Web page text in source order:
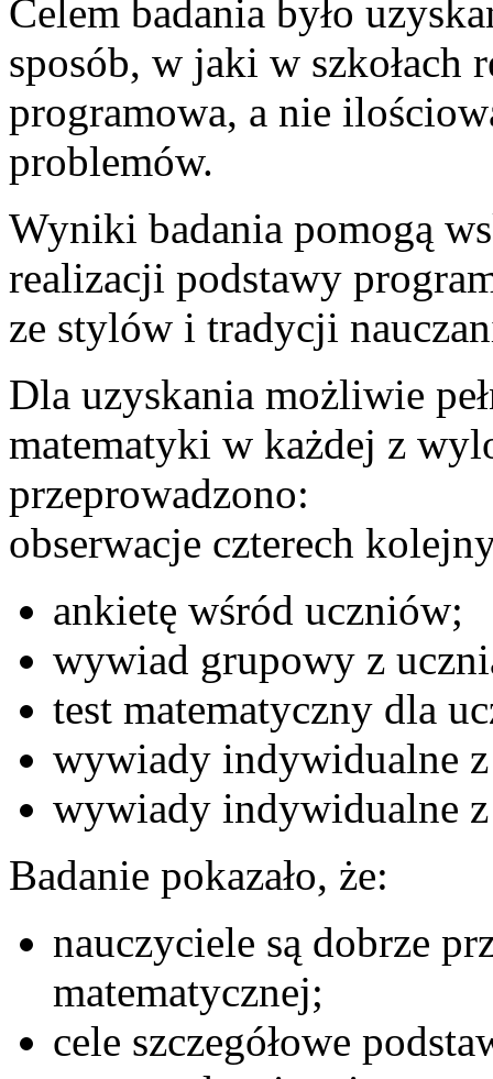
Celem badania było
sposób, w jaki w szkołach
programowa, a nie
problemów.
Wyniki badania pomogą
realizacji podstawy
ze stylów i tradycji
Dla uzyskania możliwie
matematyki w każdej z
przeprowadzono:
obserwacje czterech
ankietę wśród uczniów;
wywiad grupowy z
test matematyczny dla
wywiady indywidualne
wywiady indywidualne
Badanie pokazało, że:
nauczyciele są dobrze
matematycznej;
cele szczegółowe